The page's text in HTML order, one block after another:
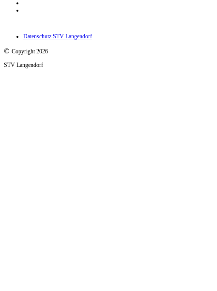
Datenschutz STV Langendorf
© Copyright 2026
STV Langendorf